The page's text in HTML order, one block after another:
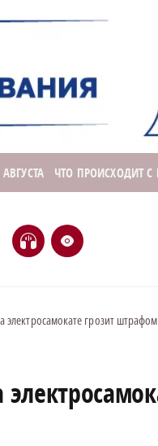
ЧТО ПРОИСХОДИТ
H e
электросамокате грозит